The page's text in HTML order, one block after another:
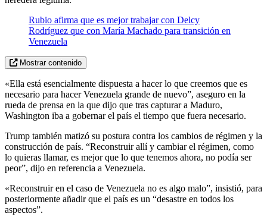
Rubio afirma que es mejor trabajar con Delcy
Rodríguez que con María Machado para transición en
Venezuela
Mostrar contenido
«Ella está esencialmente dispuesta a hacer lo que creemos que es
necesario para hacer Venezuela grande de nuevo”, aseguro en la
rueda de prensa en la que dijo que tras capturar a Maduro,
Washington iba a gobernar el país el tiempo que fuera necesario.
Trump también matizó su postura contra los cambios de régimen y la
construcción de país. “Reconstruir allí y cambiar el régimen, como
lo quieras llamar, es mejor que lo que tenemos ahora, no podía ser
peor”, dijo en referencia a Venezuela.
«Reconstruir en el caso de Venezuela no es algo malo”, insistió, para
posteriormente añadir que el país es un “desastre en todos los
aspectos”.